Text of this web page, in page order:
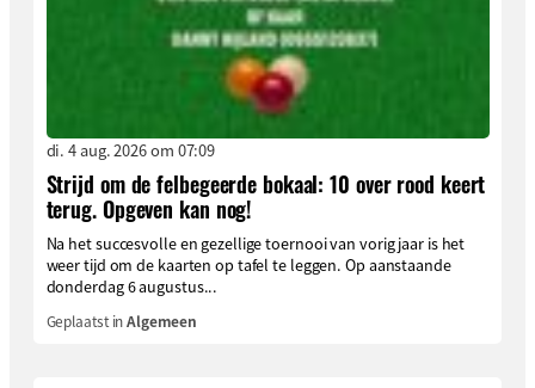
di. 4 aug. 2026 om 07:09
Strijd om de felbegeerde bokaal: 10 over rood keert
terug. Opgeven kan nog!
Na het succesvolle en gezellige toernooi van vorig jaar is het
weer tijd om de kaarten op tafel te leggen. Op aanstaande
donderdag 6 augustus...
Geplaatst inAlgemeen